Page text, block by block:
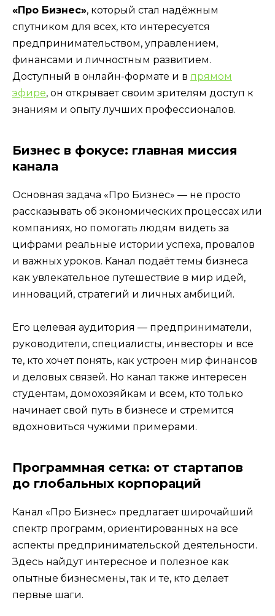
«Про Бизнес», который стал надёжным
спутником для всех, кто интересуется
предпринимательством, управлением,
финансами и личностным развитием.
Доступный в онлайн-формате и в прямом
эфире, он открывает своим зрителям доступ к
знаниям и опыту лучших профессионалов.
Бизнес в фокусе: главная миссия
канала
Основная задача «Про Бизнес» — не просто
рассказывать об экономических процессах или
компаниях, но помогать людям видеть за
цифрами реальные истории успеха, провалов
и важных уроков. Канал подаёт темы бизнеса
как увлекательное путешествие в мир идей,
инноваций, стратегий и личных амбиций.
Его целевая аудитория — предприниматели,
руководители, специалисты, инвесторы и все
те, кто хочет понять, как устроен мир финансов
и деловых связей. Но канал также интересен
студентам, домохозяйкам и всем, кто только
начинает свой путь в бизнесе и стремится
вдохновиться чужими примерами.
Программная сетка: от стартапов
до глобальных корпораций
Канал «Про Бизнес» предлагает широчайший
спектр программ, ориентированных на все
аспекты предпринимательской деятельности.
Здесь найдут интересное и полезное как
опытные бизнесмены, так и те, кто делает
первые шаги.